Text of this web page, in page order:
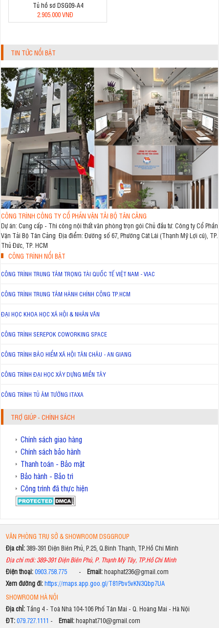
Tủ hồ sơ DSG09-A4
2.905.000 VNĐ
TIN TỨC NỔI BẬT
CÔNG TRÌNH CÔNG TY CỔ PHẦN VẬN TẢI BỘ TÂN CẢNG
Dự án: Cung cấp - Thi công nội thất văn phòng trọn gói Chủ đầu tư: Công ty Cổ Phần
Vận Tải Bộ Tân Cảng Địa điểm: Đường số 67, Phường Cát Lái (Thạnh Mỹ Lợi cũ), TP.
Thủ Đức, TP. HCM
CÔNG TRÌNH NỔI BẬT
CÔNG TRÌNH TRUNG TÂM TRỌNG TÀI QUỐC TẾ VIỆT NAM - VIAC
CÔNG TRÌNH TRUNG TÂM HÀNH CHÍNH CÔNG TP.HCM
ĐẠI HỌC KHOA HỌC XÃ HỘI & NHÂN VĂN
CÔNG TRÌNH SEREPOK COWORKING SPACE
CÔNG TRÌNH BẢO HIỂM XÃ HỘI TÂN CHÂU - AN GIANG
CÔNG TRÌNH ĐẠI HỌC XÂY DỰNG MIỀN TÂY
CÔNG TRÌNH TỦ ÂM TƯỜNG ITAXA
TRỢ GIÚP - CHÍNH SÁCH
Chính sách giao hàng
Chính sách bảo hành
Thanh toán - Bảo mật
Bảo hành - Bảo trì
Công trình đã thực hiện
VĂN PHÒNG TRỤ SỞ & SHOWROOM DSGGROUP
Địa chỉ: 389-391 Điện Biên Phủ, P.25, Q.Bình Thạnh, TP.Hồ Chí Minh
Địa chỉ mới: 389-391 Điện Biên Phủ, P. Thạnh Mỹ Tây, TP.Hồ Chí Minh
Điện thoại:0903.758.775- Email:hoaphat236@gmail.com
Xem đường đi:https://maps.app.goo.gl/T81Pbv5vKN3Qbp7UA
SHOWROOM HÀ NỘI
Địa chỉ:Tầng 4 - Toà Nhà 104-106 Phố Tân Mai - Q. Hoàng Mai - Hà Nội
ĐT:079.727.1111 - Email:hoaphat710@gmail.com